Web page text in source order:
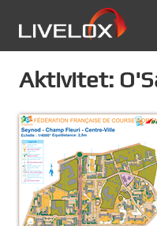
Aktivitet: